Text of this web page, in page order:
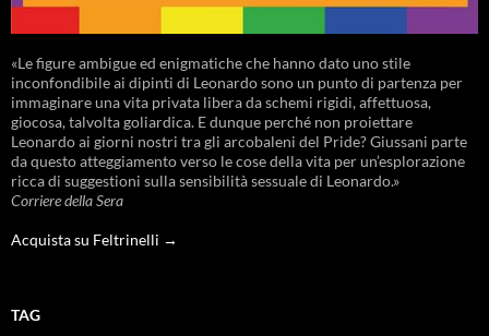
«Le figure ambigue ed enigmatiche che hanno dato uno stile
inconfondibile ai dipinti di Leonardo sono un punto di partenza per
immaginare una vita privata libera da schemi rigidi, affettuosa,
giocosa, talvolta goliardica. E dunque perché non proiettare
Leonardo ai giorni nostri tra gli arcobaleni del Pride? Giussani parte
da questo atteggiamento verso le cose della vita per un’esplorazione
ricca di suggestioni sulla sensibilità sessuale di Leonardo.»
Corriere della Sera
Acquista su Feltrinelli →
TAG